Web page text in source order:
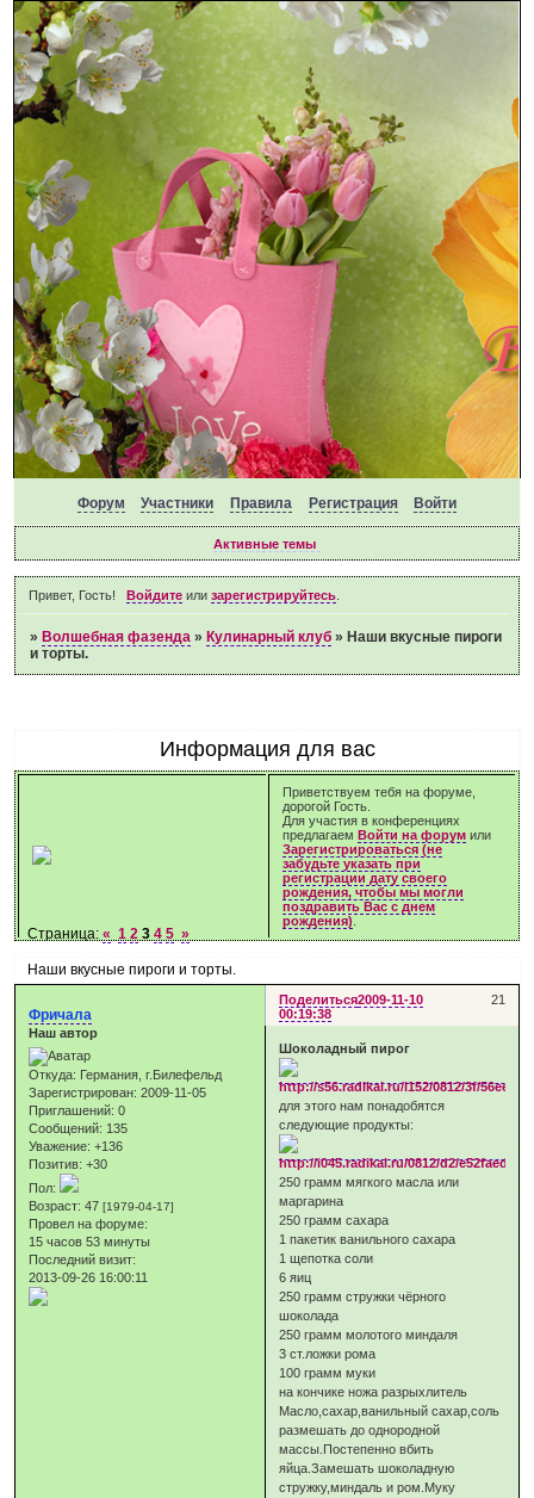
Форум Участники Правила Регистрация Войти
Активные темы
Привет, Гость! Войдитеили зарегистрируйтесь.
» Волшебная фазенда » Кулинарный клуб » Наши вкусные пироги
и торты.
Информация для вас
Приветствуем тебя на форуме,
дорогой Гость.
Для участия в конференциях
предлагаемВойти на форум или
Зарегистрироваться (не
забудьте указать при
регистрации дату своего
рождения, чтобы мы могли
поздравить Вас с днем
рождения)
Наши вкусные пироги и торты.
Страница:« 1 2 3 4 5 »
Поделиться 21
2009-11-10
00:19:38
Фричала
Наш автор
Откуда: Германия, г.Билефельд
Зарегистрирован: 2009-11-05
Приглашений: 0
Сообщений: 135
Уважение: +136
Позитив: +30
Пол:
Возраст: 47[1979-04-17]
Провел на форуме:
15 часов 53 минуты
Последний визит:
2013-09-26 16:00:11
Шоколадный пирог
для этого нам понадобятся
следующие продукты:
250 грамм мягкого масла или
маргарина
250 грамм сахара
1 пакетик ванильного сахара
1 щепотка соли
6 яиц
250 грамм стружки чёрного
шоколада
250 грамм молотого миндаля
3 ст.ложки рома
100 грамм муки
на кончике ножа разрыхлитель
Масло,сахар,ванильный сахар,соль
размешать до однородной
массы.Постепенно вбить
яйца.Замешать шоколадную
стружку,миндаль и ром.Муку